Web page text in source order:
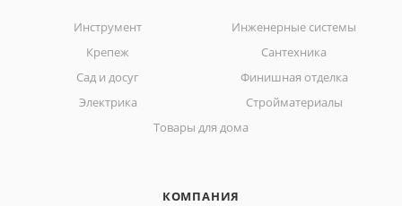
Инструмент
Инженерные системы
Крепеж
Сантехника
Сад и досуг
Финишная отделка
Электрика
Стройматериалы
Товары для дома
КОМПАНИЯ